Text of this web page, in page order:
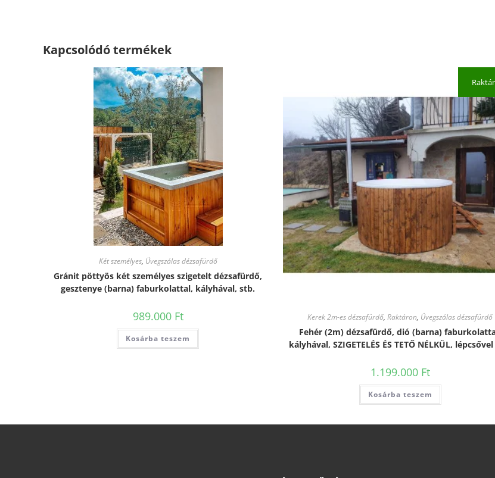
Kapcsolódó termékek
Két személyes, Üvegszálas dézsafürdő
Gránit pöttyös két személyes szigetelt dézsafürdő,
gesztenye (barna) faburkolattal, kályhával, stb.
989.000 Ft
Kosárba teszem
Kerek 2m-es dézsafürdő,Raktáron, Üvegszálas dézsafürdő
Fehér (2m) dézsafürdő, dió (barna)
kályhával, SZIGETELÉS ÉS TETŐ NÉLKÜL,
1.199.000 Ft
Kosárba teszem